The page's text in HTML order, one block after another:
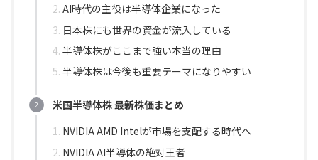
AI時代の主役は半導体企業になった
日本株にも世界の資金が流入している
半導体株がここまで強い本当の理由
半導体株は今後も重要テーマになりやすい
米国半導体株 最新株価まとめ
NVIDIA AMD Intelが市場を支配する時代へ
NVIDIA AI半導体の絶対王者